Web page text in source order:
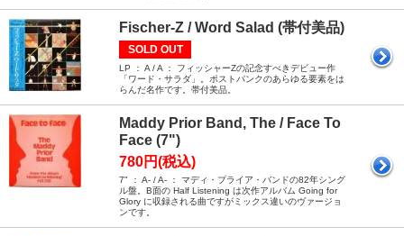
Fischer-Z / Word Salad (帯付美品)
SOLD OUT
LP ： A / A ： フィッシャーZの記念すべきデビュー作
「ワード・サラダ」。ポストパンクのあらゆる要素をは
らんだ名作です。帯付美品。
Maddy Prior Band, The / Face To
Face (7")
780円(税込)
7" ： A- / A- ： マディ・プライア・バンドの82年シング
ル盤。B面の Half Listening は次作アルバム Going for
Glory に収録される曲ですがミックス違いのヴァージョ
ンです。